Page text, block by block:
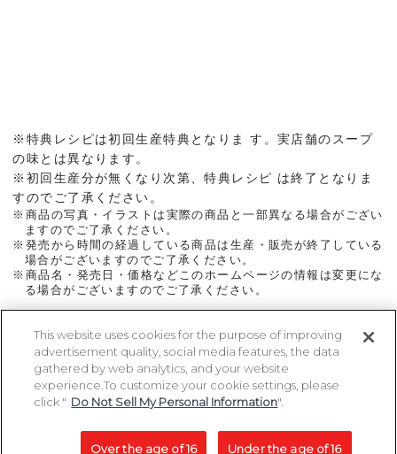
※特典レシピは初回生産特典となりま す。実店舗のスープ
の味とは異なります。
※初回生産分が無くなり次第、特典レシピ は終了となりま
すのでご了承ください。
※商品の写真・イラストは実際の商品と一部異なる場合がござい
ますのでご了承ください。
※発売から時間の経過している商品は生産・販売が終了している
場合がございますのでご了承ください。
※商品名・発売日・価格などこのホームページの情報は変更にな
る場合がございますのでご了承ください。
ページトップに戻る
Copyright 2005-2026 MegaHouse Corporation. All rights reserved.
All other products are trademarks or registed of their respective owners.
This website uses cookies for the purpose of improving
advertisement quality, social media features, the data
gathered by web analytics, and your website
experience.To customize your cookie settings, please
click " Do Not Sell My Personal Information".
Under the age of 16
Over the age of 16